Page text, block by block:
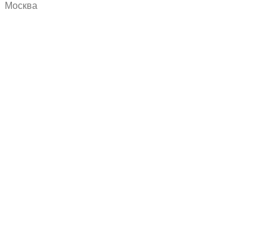
Москва